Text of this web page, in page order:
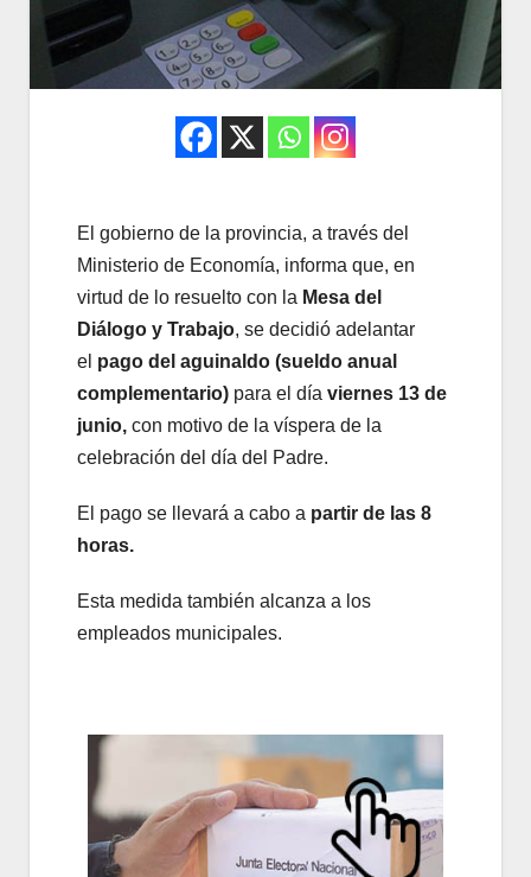
El gobierno de la provincia, a través del
Ministerio de Economía, informa que, en
virtud de lo resuelto con la Mesa del
Diálogo y Trabajo, se decidió adelantar
el pago del aguinaldo (sueldo anual
complementario) para el día viernes 13 de
junio, con motivo de la víspera de la
celebración del día del Padre.
El pago se llevará a cabo a partir de las 8
horas.
Esta medida también alcanza a los
empleados municipales.